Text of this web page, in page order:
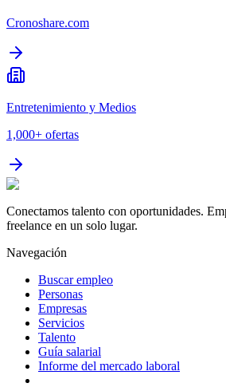
Cronoshare.com
Entretenimiento y Medios
1,000+ ofertas
Conectamos talento con oportunidades.
freelance en un solo lugar.
Navegación
Buscar empleo
Personas
Empresas
Servicios
Talento
Guía salarial
Informe del mercado laboral